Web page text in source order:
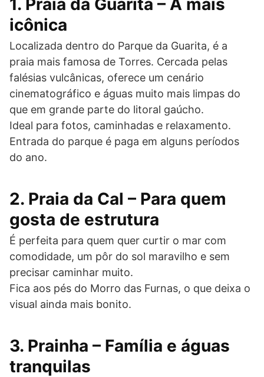
icônica
Localizada dentro do Parque da Guarita, é a
praia mais famosa de Torres. Cercada pelas
falésias vulcânicas, oferece um cenário
cinematográfico e águas muito mais limpas do
que em grande parte do litoral gaúcho.
Ideal para fotos, caminhadas e relaxamento.
Entrada do parque é paga em alguns períodos
do ano.
2. Praia da Cal – Para quem
gosta de estrutura
É perfeita para quem quer curtir o mar com
comodidade, um pôr do sol maravilho e sem
precisar caminhar muito.
Fica aos pés do Morro das Furnas, o que deixa o
visual ainda mais bonito.
3. Prainha – Família e águas
tranquilas